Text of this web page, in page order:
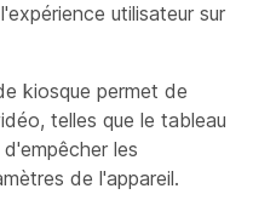
utilisateur sur
kiosque permet de
telles que le tableau
les
de l'appareil.